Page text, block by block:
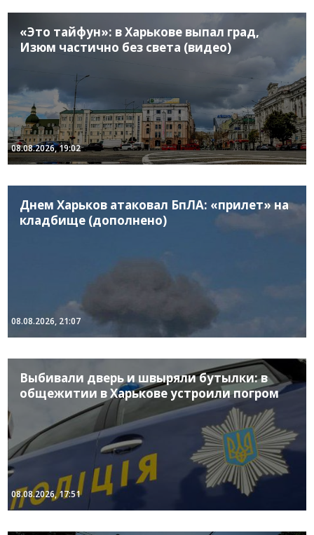
«Это тайфун»: в Харькове выпал град,
Изюм частично без света (видео)
08.08.2026, 19:02
Днем Харьков атаковал БпЛА: «прилет» на
кладбище (дополнено)
08.08.2026, 21:07
Выбивали дверь и швыряли бутылки: в
общежитии в Харькове устроили погром
08.08.2026, 17:51